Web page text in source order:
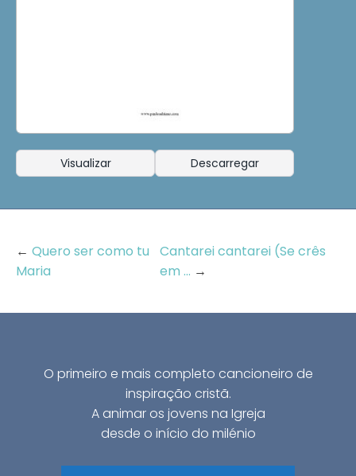
Visualizar Descarregar
← Quero ser como tu
Maria
Cantarei cantarei (Se crês
em ... →
O primeiro e mais completo cancioneiro de
inspiração cristã.
A animar os jovens na Igreja
desde o início do milénio